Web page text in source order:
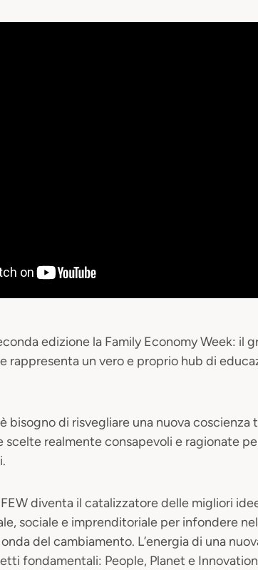
edizione la Family Economy Week: il
rappresenta un vero e proprio hub di
bisogno di risvegliare una nuova
scelte realmente consapevoli e ragionate
diventa il catalizzatore delle migliori
sociale e imprenditoriale per infondere
del cambiamento. L’energia di una
fondamentali: People, Planet e